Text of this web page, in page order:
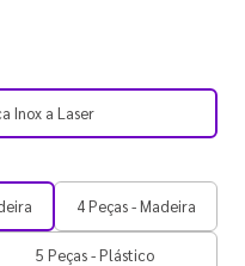
Inox a Laser
4 Peças - Madeira
5 Peças - Plástico